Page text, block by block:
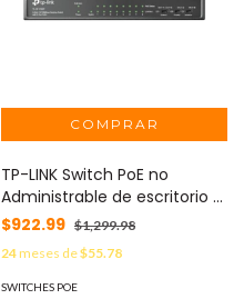
TP-LINK Switch PoE no
Administrable de escritorio 9
puertos 10/100 Mbps, 8
puertos PoE, 65 W MOD:
TLSF1009P
$922.99 $1,299.98
24meses de$55.78
SWITCHES POE